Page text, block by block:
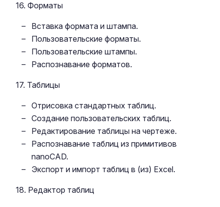
16. Форматы
Вставка формата и штампа.
Пользовательские форматы.
Пользовательские штампы.
Распознавание форматов.
17. Таблицы
Отрисовка стандартных таблиц.
Создание пользовательских таблиц.
Редактирование таблицы на чертеже.
Распознавание таблиц из примитивов
nanoCAD.
Экспорт и импорт таблиц в (из) Excel.
18. Редактор таблиц